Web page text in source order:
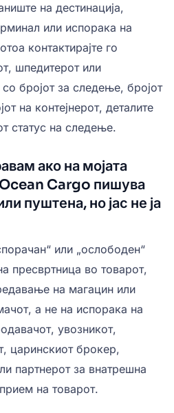
на дестинација,
или испорака на
контактирајте го
шпедитерот или
бројот за следење, бројот
на контејнерот, деталите
статус на следење.
ако на мојата
Cargo пишува
пуштена, но јас не ја
или „ослободен“
пресвртница во товарот,
на магацин или
а не на испорака на
увозникот,
царинскиот брокер,
партнерот за внатрешна
на товарот.